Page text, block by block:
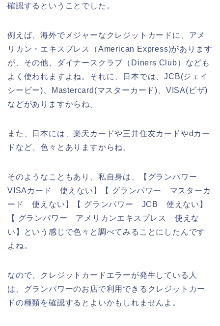
確認するということでした。
例えば、海外でメジャーなクレジットカードに、アメ
リカン・エキスプレス（American Express)があります
が、その他、ダイナースクラブ（Diners Club）なども
よく使われますよね。それに、日本では、JCB(ジェイ
シービー)、Mastercard(マスターカード)、VISA(ビザ)
などがありますからね。
また、日本には、楽天カードや三井住友カードやdカー
ドなど、色々とありますからね。
そのようなこともあり、私自身は、【グランパワー
VISAカード 使えない】【 グランパワー マスターカ
ード 使えない】【 グランパワー JCB 使えない】
【 グランパワー アメリカンエキスプレス 使えな
い】という感じで色々と調べてみることにしたんです
よね。
なので、クレジットカードエラーが発生している人
は、グランパワーのお店で利用できるクレジットカー
ドの種類を確認するとよいかもしれませんよ。